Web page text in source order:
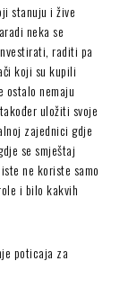
stanuju i žive
neka se
raditi pa
koji su kupili
nemaju
uložiti svoje
zajednici gdje
se smještaj
ne koriste samo
i bilo kakvih
poticaja za